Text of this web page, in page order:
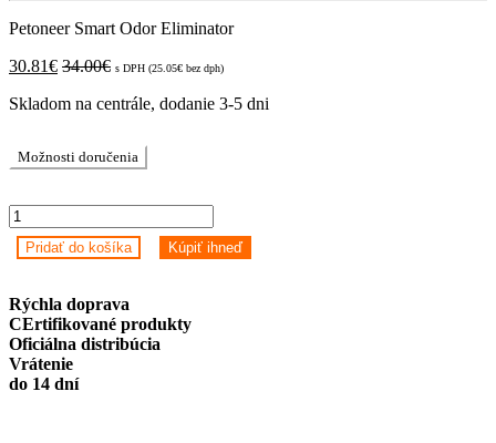
Petoneer Smart Odor Eliminator
30.81€ 34.00€ s DPH (25.05€ bez dph)
Skladom na centrále, dodanie 3-5 dni
Možnosti doručenia
Petoneer
Smart
Odor
Pridať do košíka Kúpiť ihneď
Rýchla doprava
CErtifikované produkty
Oficiálna distribúcia
Vrátenie
do 14 dní